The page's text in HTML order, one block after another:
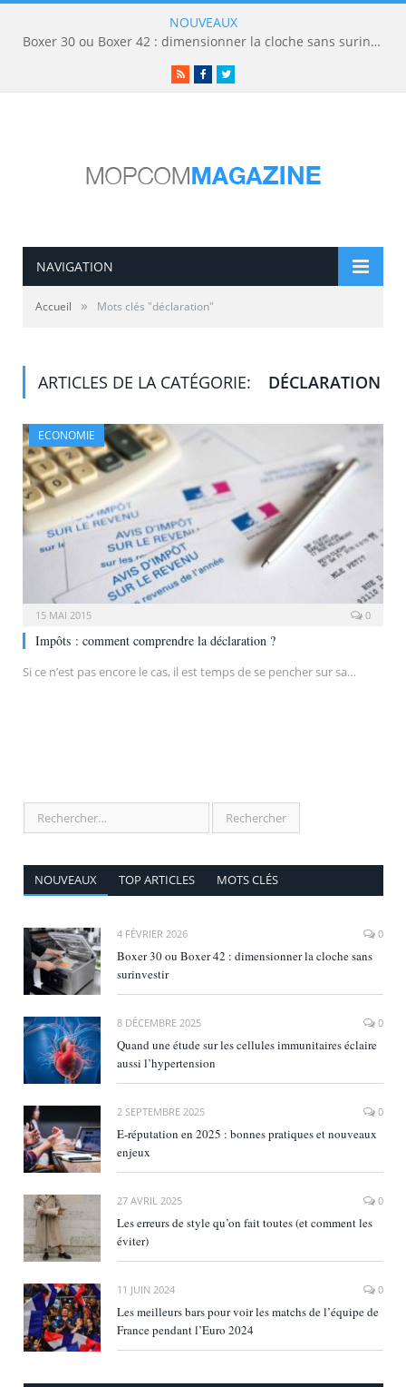
NOUVEAUX
Boxer 30 ou Boxer 42 : dimensionner la cloche sans surinvestir
RSSFacebookTwitter
NAVIGATION
Accueil » Mots clés "déclaration"
ARTICLES DE LA CATÉGORIE: DÉCLARATION
ECONOMIE
15 MAI 2015 0
Impôts : comment comprendre la déclaration ?
Si ce n’est pas encore le cas, il est temps de se pencher sur sa…
NOUVEAUX TOP ARTICLES MOTS CLÉS
4 FÉVRIER 2026 0
Boxer 30 ou Boxer 42 : dimensionner la cloche sans
surinvestir
8 DÉCEMBRE 2025 0
Quand une étude sur les cellules immunitaires éclaire
aussi l’hypertension
2 SEPTEMBRE 2025 0
E‑réputation en 2025 : bonnes pratiques et nouveaux
enjeux
27 AVRIL 2025 0
Les erreurs de style qu’on fait toutes (et comment les
éviter)
11 JUIN 2024 0
Les meilleurs bars pour voir les matchs de l’équipe de
France pendant l’Euro 2024